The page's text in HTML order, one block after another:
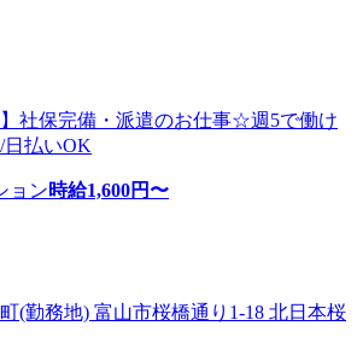
】社保完備・派遣のお仕事☆週5で働け
払いOK
ョン時給1,600円〜
(勤務地) 富山市桜橋通り1-18 北日本桜